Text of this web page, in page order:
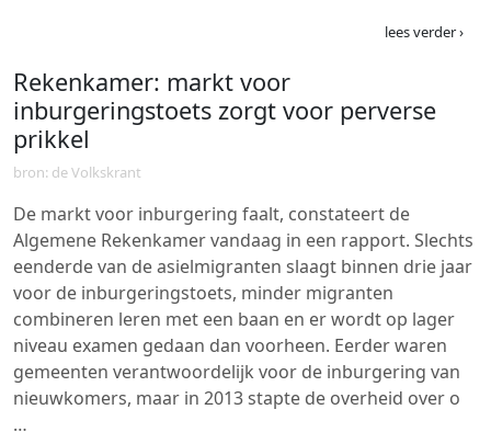
lees verder ›
Rekenkamer: markt voor
inburgeringstoets zorgt voor perverse
prikkel
bron: de Volkskrant
De markt voor inburgering faalt, constateert de
Algemene Rekenkamer vandaag in een rapport. Slechts
eenderde van de asielmigranten slaagt binnen drie jaar
voor de inburgeringstoets, minder migranten
combineren leren met een baan en er wordt op lager
niveau examen gedaan dan voorheen. Eerder waren
gemeenten verantwoordelijk voor de inburgering van
nieuwkomers, maar in 2013 stapte de overheid over o
…